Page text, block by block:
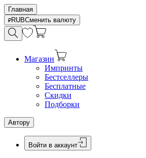
Главная
RUBСменить валюту
Магазин
Импринты
Бестселлеры
Бесплатные
Скидки
Подборки
Автору
Войти в аккаунт